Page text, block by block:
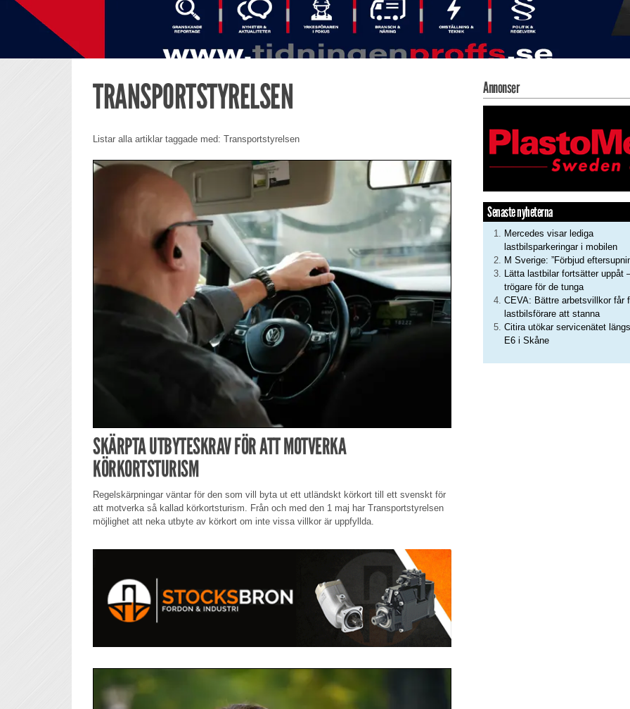
TRANSPORTSTYRELSEN
Listar alla artiklar taggade med: Transportstyrelsen
SKÄRPTA UTBYTESKRAV FÖR ATT MOTVERKA
KÖRKORTSTURISM
Regelskärpningar väntar för den som vill byta ut ett utländskt körkort till ett svenskt för
att motverka så kallad körkortsturism. Från och med den 1 maj har Transportstyrelsen
möjlighet att neka utbyte av körkort om inte vissa villkor är uppfyllda.
Annonser
Senaste nyheterna
Mercedes visar lediga
lastbilsparkeringar i mobilen
M Sverige: ”Förbjud
Lätta lastbilar fortsätter uppåt
trögare för de tunga
CEVA: Bättre arbetsvillkor får
lastbilsförare att stanna
Citira utökar servicenätet längs
E6 i Skåne